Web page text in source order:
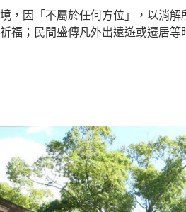
，因「不屬於任何方位」，以消
福；民間盛傳凡外出遠遊或遷居